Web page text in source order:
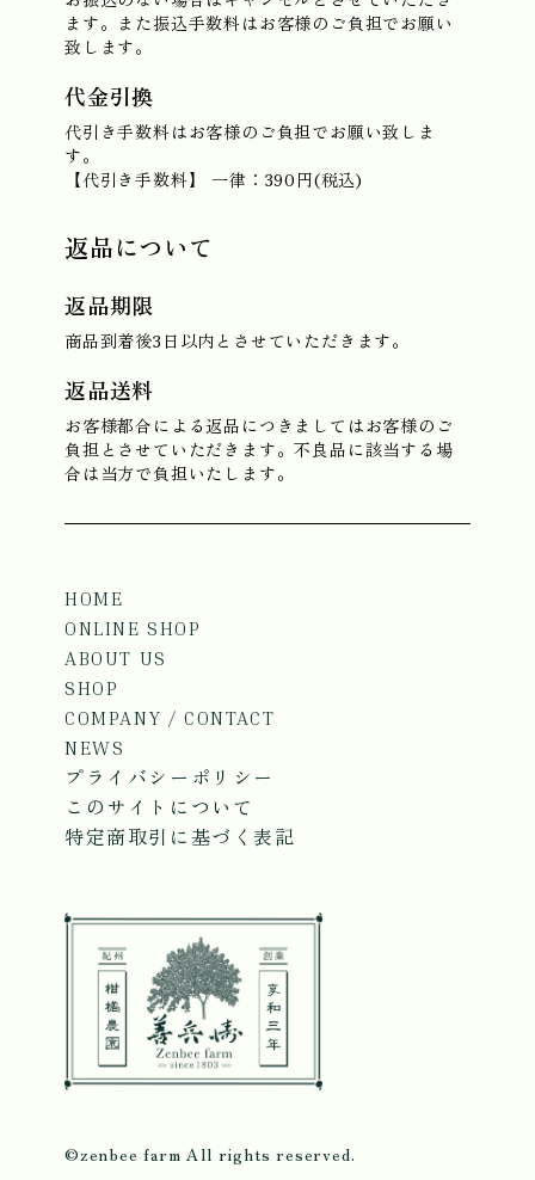
ます。また振込手数料はお客様のご負担でお願い
致します。
代金引換
代引き手数料はお客様のご負担でお願い致しま
す。
【代引き手数料】 一律：390円(税込)
返品について
返品期限
商品到着後3日以内とさせていただきます。
返品送料
お客様都合による返品につきましてはお客様のご
負担とさせていただきます。不良品に該当する場
合は当方で負担いたします。
HOME
ONLINE SHOP
ABOUT US
SHOP
COMPANY / CONTACT
NEWS
プライバシーポリシー
このサイトについて
特定商取引に基づく表記
©zenbee farm All rights reserved.